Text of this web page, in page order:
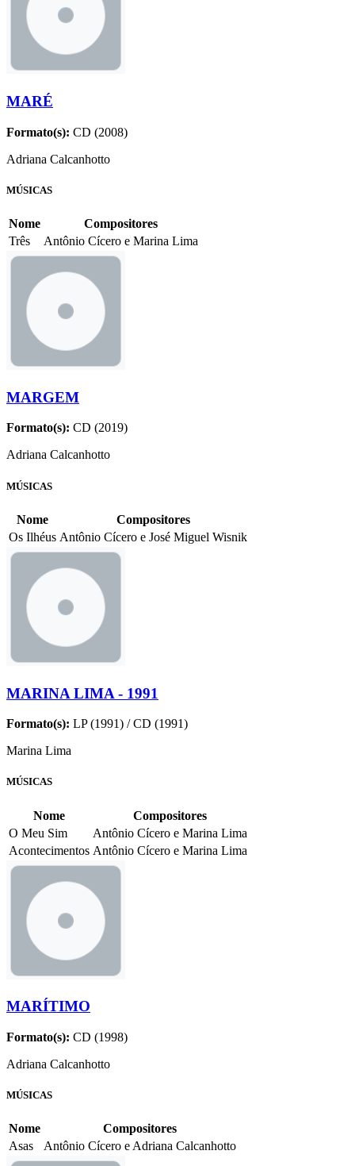
MARÉ
Formato(s): CD (2008)
Adriana Calcanhotto
MÚSICAS
Nome
Compositores
Três
Antônio Cícero e Marina Lima
MARGEM
Formato(s): CD (2019)
Adriana Calcanhotto
MÚSICAS
Nome
Compositores
Os Ilhéus Antônio Cícero e José Miguel Wisnik
MARINA LIMA - 1991
Formato(s): LP (1991) / CD (1991)
Marina Lima
MÚSICAS
Nome
Compositores
O Meu Sim
Antônio Cícero e Marina Lima
Acontecimentos Antônio Cícero e Marina Lima
MARÍTIMO
Formato(s): CD (1998)
Adriana Calcanhotto
MÚSICAS
Nome
Compositores
Asas
Antônio Cícero e Adriana Calcanhotto